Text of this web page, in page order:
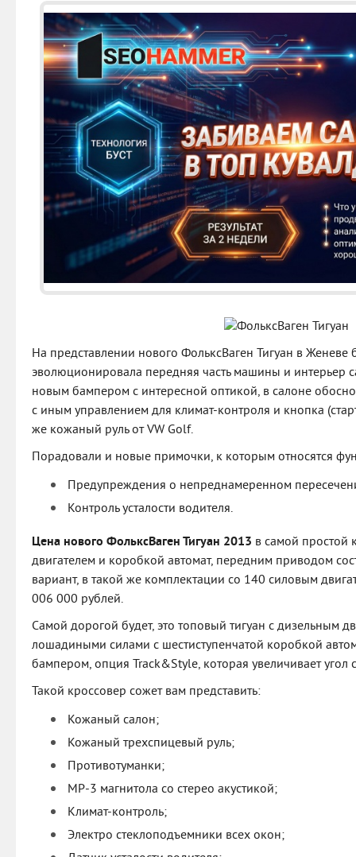
На представлении нового ФольксВаген Тигуан в Женеве
эволюционировала передняя часть машины и интерьер
новым бампером с интересной оптикой, в салоне
с иным управлением для климат-контроля и кнопка
же кожаный руль от VW Golf.
Порадовали и новые примочки, к которым относятся
Предупреждения о непреднамеренном
Контроль усталости водителя.
Цена нового ФольксВаген Тигуан 2013 в самой простой
двигателем и коробкой автомат, передним приводом
вариант, в такой же комплектации со 140 силовым
006 000 рублей.
Самой дорогой будет, это топовый тигуан с дизельным
лошадиными силами с шестиступенчатой коробкой
бампером, опция Track&Style, которая увеличивает угол
Такой кроссовер сожет вам представить:
Кожаный салон;
Кожаный трехспицевый руль;
Противотуманки;
MP-3 магнитола со стерео акустикой;
Климат-контроль;
Электро стеклоподъемники всех окон;